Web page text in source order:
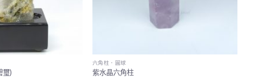
璽)
六角柱．圓球
紫水晶六角柱